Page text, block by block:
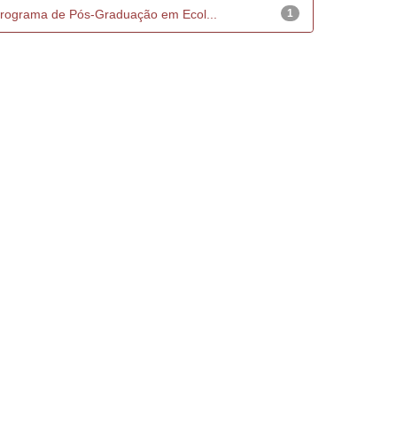
1
de Pós-Graduação em Ecol...